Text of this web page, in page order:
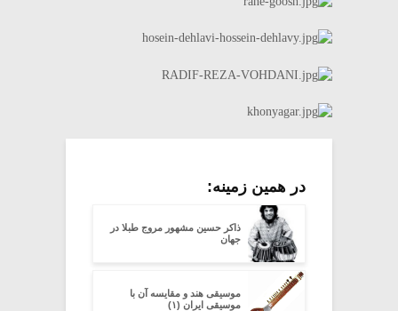
در همین زمینه:
ذاکر حسین مشهور مروج طبلا در
جهان
موسیقی هند و مقایسه آن با
موسیقی ایران (۱)